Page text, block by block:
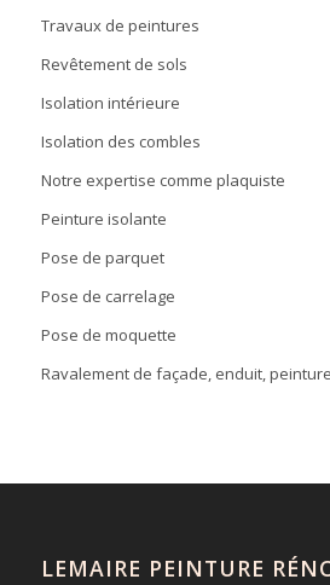
Travaux de peintures
Revêtement de sols
Isolation intérieure
Isolation des combles
Notre expertise comme plaquiste
Peinture isolante
Pose de parquet
Pose de carrelage
Pose de moquette
Ravalement de façade, enduit, peinture
LEMAIRE PEINTURE